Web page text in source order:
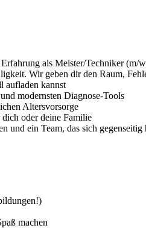
als Meister/Techniker
Wir geben dir den Raum,
aufladen kannst
modernsten Diagnose-Tools
Altersvorsorge
oder deine Familie
und ein Team, das sich
machen